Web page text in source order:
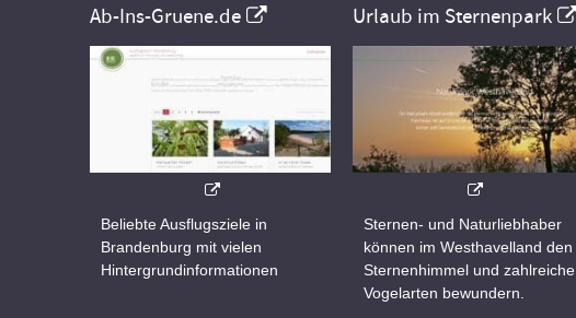
Ab-Ins-Gruene.de
Beliebte Ausflugsziele in
Brandenburg mit vielen
Hintergrundinformationen
Urlaub im Sternenpark
Sternen- und Naturliebhaber
können im Westhavelland den
Sternenhimmel und zahlreiche
Vogelarten bewundern.